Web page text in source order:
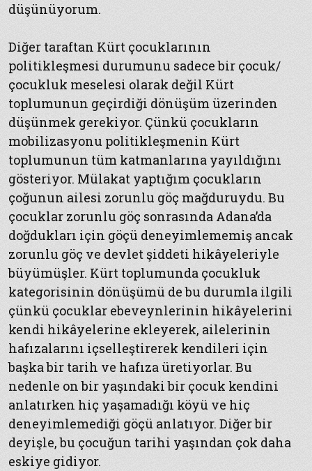
düşünüyorum.
Diğer taraftan Kürt çocuklarının
politikleşmesi durumunu sadece bir çocuk/
çocukluk meselesi olarak değil Kürt
toplumunun geçirdiği dönüşüm üzerinden
düşünmek gerekiyor. Çünkü çocukların
mobilizasyonu politikleşmenin Kürt
toplumunun tüm katmanlarına yayıldığını
gösteriyor. Mülakat yaptığım çocukların
çoğunun ailesi zorunlu göç mağduruydu. Bu
çocuklar zorunlu göç sonrasında Adana’da
doğdukları için göçü deneyimlememiş ancak
zorunlu göç ve devlet şiddeti hikâyeleriyle
büyümüşler. Kürt toplumunda çocukluk
kategorisinin dönüşümü de bu durumla ilgili
çünkü çocuklar ebeveynlerinin hikâyelerini
kendi hikâyelerine ekleyerek, ailelerinin
hafızalarını içselleştirerek kendileri için
başka bir tarih ve hafıza üretiyorlar. Bu
nedenle on bir yaşındaki bir çocuk kendini
anlatırken hiç yaşamadığı köyü ve hiç
deneyimlemediği göçü anlatıyor. Diğer bir
deyişle, bu çocuğun tarihi yaşından çok daha
eskiye gidiyor.